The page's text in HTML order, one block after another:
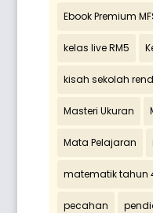
Ebook Premium
kelas live RM5
kisah sekolah
Masteri Ukuran
Mata Pelajaran
matematik tahun
pecahan